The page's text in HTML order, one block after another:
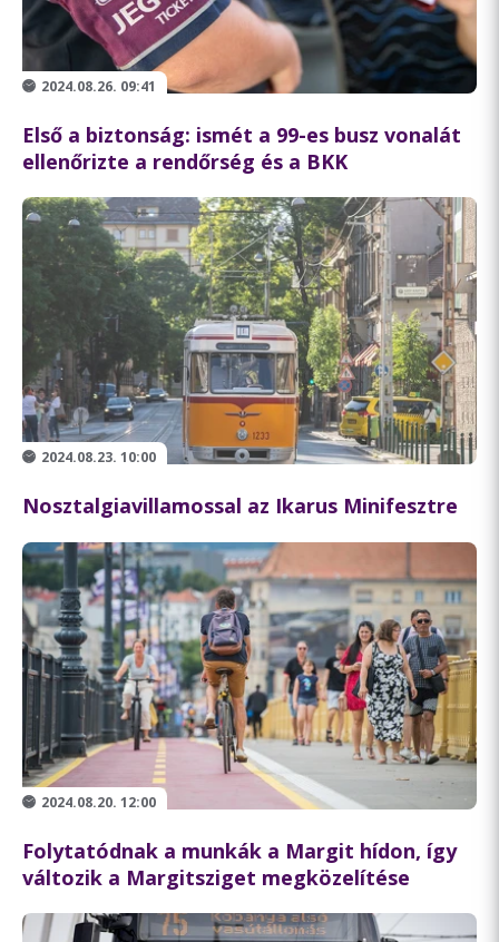
2024.08.26. 09:41
Első a biztonság: ismét a 99-es busz vonalát
ellenőrizte a rendőrség és a BKK
2024.08.23. 10:00
Nosztalgiavillamossal az Ikarus Minifesztre
2024.08.20. 12:00
Folytatódnak a munkák a Margit hídon, így
változik a Margitsziget megközelítése